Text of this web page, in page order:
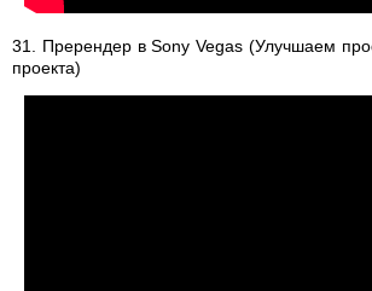
31. Пререндер в Sony Vegas (Улучшаем
проекта)